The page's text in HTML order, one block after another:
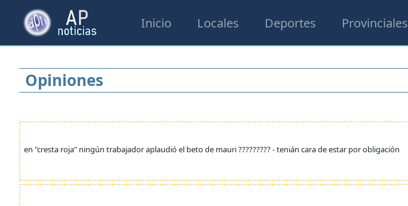
Inicio Locales Deportes Provinciales
Opiniones
en "cresta roja" ningún trabajador aplaudió el beto de mauri ????????? - tenián cara de estar por obligación